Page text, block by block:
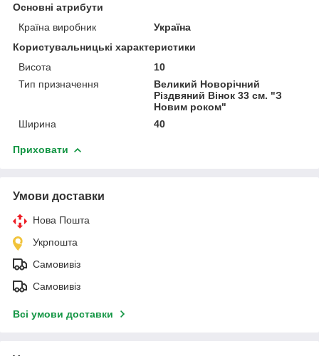
Основні атрибути
Країна виробник
Україна
Користувальницькі характеристики
Висота
10
Тип призначення
Великий Новорічний
Різдвяний Вінок 33 см. "З
Новим роком"
Ширина
40
Приховати
Умови доставки
Нова Пошта
Укрпошта
Самовивіз
Самовивіз
Всі умови доставки